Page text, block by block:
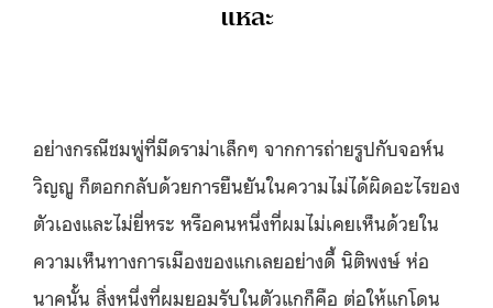
แหละ
อย่างกรณีชมพู่ที่มีดราม่าเล็กๆ จากการถ่ายรูปกับจอห์น
วิญญู ก็ตอกกลับด้วยการยืนยันในความไม่ได้ผิดอะไรของ
ตัวเองและไม่ยี่หระ หรือคนหนึ่งที่ผมไม่เคยเห็นด้วยใน
ความเห็นทางการเมืองของแกเลยอย่างดี้ นิติพงษ์ ห่อ
นาคนั้น สิ่งหนึ่งที่ผมยอมรับในตัวแกก็คือ ต่อให้แกโดน